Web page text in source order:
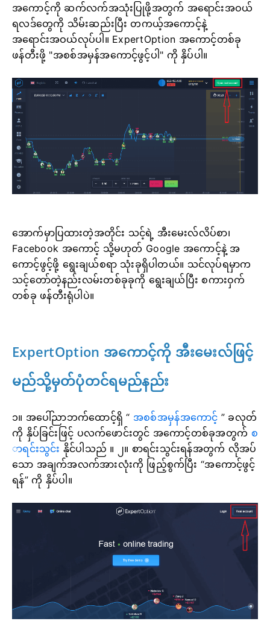
အကောင့်ကို ဆက်လက်အသုံးပြုဖို့အတွက် အရောင်းအဝယ်
ရလဒ်တွေကို သိမ်းဆည်းပြီး တကယ့်အကောင့်နဲ့
အရောင်းအဝယ်လုပ်ပါ။ ExpertOption အကောင့်တစ်ခု
ဖန်တီးဖို့ "အစစ်အမှန်အကောင့်ဖွင့်ပါ" ကို နှိပ်ပါ။
အောက်မှာပြထားတဲ့အတိုင်း သင့်ရဲ့ အီးမေးလ်လိပ်စာ၊
Facebook အကောင့် သို့မဟုတ် Google အကောင့်နဲ့ အ
ကောင့်ဖွင့်ဖို့ ရွေးချယ်စရာ သုံးခုရှိပါတယ်။ သင်လုပ်ရမှာက
သင့်တော်တဲ့နည်းလမ်းတစ်ခုခုကို ရွေးချယ်ပြီး စကားဝှက်
တစ်ခု ဖန်တီးရုံပါပဲ။
ExpertOption အကောင့်ကို အီးမေးလ်ဖြင့်
မည်သို့မှတ်ပုံတင်ရမည်နည်း
၁။ အပေါ်ညာဘက်ထောင့်ရှိ “ အစစ်အမှန်အကောင့် ” ခလုတ်
ကို နှိပ်ခြင်းဖြင့် ပလက်ဖောင်းတွင် အကောင့်တစ်ခုအတွက် စ
ာရင်းသွင်း နိုင်ပါသည် ။
၂။ စာရင်းသွင်းရန်အတွက် လိုအပ်
သော အချက်အလက်အားလုံးကို ဖြည့်စွက်ပြီး “အကောင့်ဖွင့်
ရန်” ကို နှိပ်ပါ။